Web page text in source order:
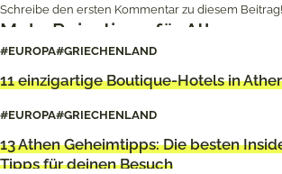
Schreibe den ersten Kommentar zu diesem Beitrag!
Mehr Reisetipps für Athen
#EUROPA#GRIECHENLAND
11 einzigartige Boutique-Hotels in
#EUROPA#GRIECHENLAND
13 Athen Geheimtipps: Die besten
Tipps für deinen Besuch